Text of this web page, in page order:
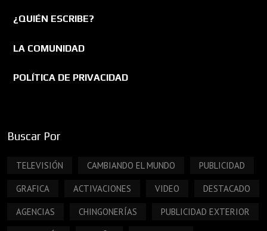
¿QUIÉN ESCRIBE?
LA COMUNIDAD
POLÍTICA DE PRIVACIDAD
Buscar Por
TELEVISIÓN CAMBIANDO EL MUNDO PUBLICIDAD
GRAFICA ACTIVACIONES VIDEO DESTACADO
AGENCIAS CHINGONERÍAS PUBLICIDAD EXTERIOR